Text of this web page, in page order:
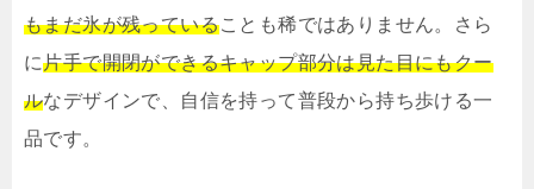
もまだ氷が残っていることも稀ではありません。さら
に片手で開閉ができるキャップ部分は見た目にもクー
ルなデザインで、自信を持って普段から持ち歩ける一
品です。